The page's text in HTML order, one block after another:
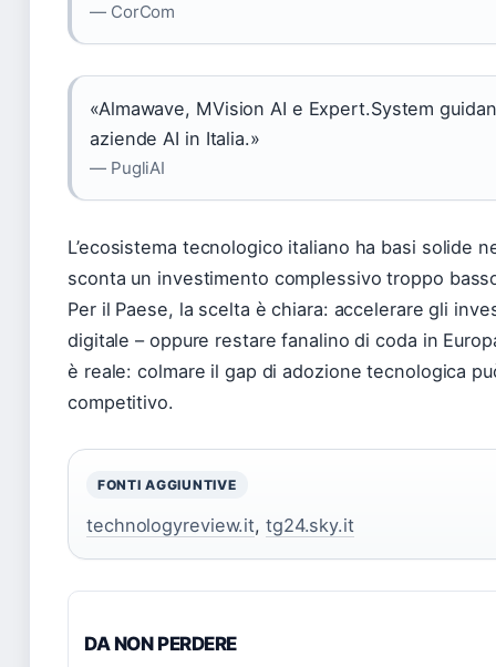
— CorCom
«Almawave, MVision AI e Expert.System
aziende AI in Italia.»
— PugliAI
L’ecosistema tecnologico italiano ha basi solide
sconta un investimento complessivo troppo
Per il Paese, la scelta è chiara: accelerare gli
digitale – oppure restare fanalino di coda in
è reale: colmare il gap di adozione tecnologica
competitivo.
FONTI AGGIUNTIVE
technologyreview.it, tg24.sky.it
DA NON PERDERE